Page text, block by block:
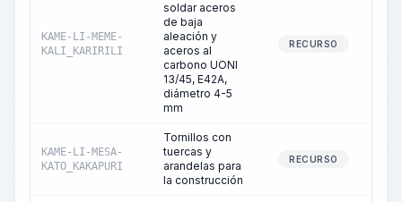
KAME-LI-MEME-
KALI_KARIRILI
soldar aceros
de baja
aleación y
aceros al
carbono UONI
13/45, E42A,
diámetro 4-5
mm
RECURSO
KAME-LI-MESA-
KATO_KAKAPURI
Tornillos con
tuercas y
arandelas para
la construcción
RECURSO